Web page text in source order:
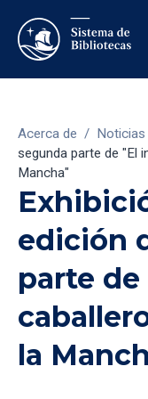
Acerca de / Noticias
segunda parte de "El
Mancha"
edición
parte
la